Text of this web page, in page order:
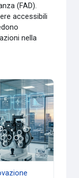
(FAD).
accessibili
nella
visione e